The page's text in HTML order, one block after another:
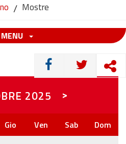
/ Mostre
MENU
CONDIVIDI
2025 >